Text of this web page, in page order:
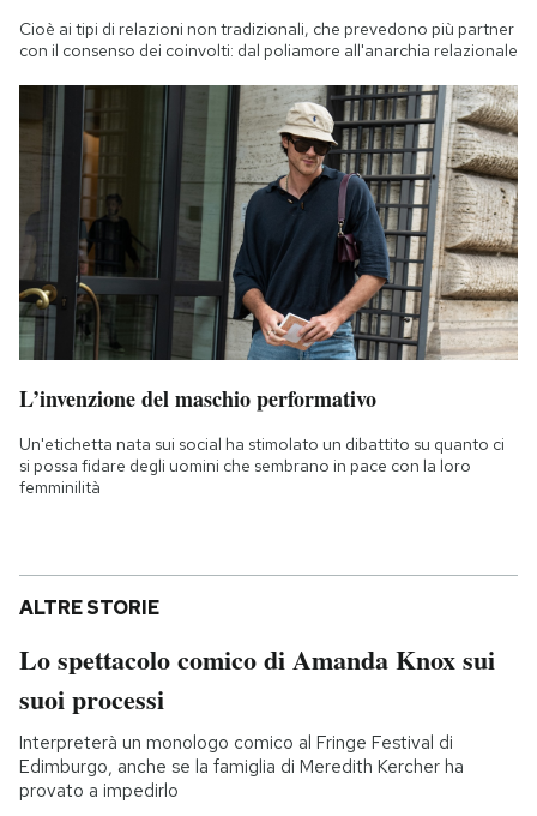
Cioè ai tipi di relazioni non tradizionali, che prevedono più partner
con il consenso dei coinvolti: dal poliamore all'anarchia relazionale
L’invenzione del maschio performativo
Un'etichetta nata sui social ha stimolato un dibattito su quanto ci
si possa fidare degli uomini che sembrano in pace con la loro
femminilità
ALTRE STORIE
Lo spettacolo comico di Amanda Knox sui
suoi processi
Interpreterà un monologo comico al Fringe Festival di
Edimburgo, anche se la famiglia di Meredith Kercher ha
provato a impedirlo